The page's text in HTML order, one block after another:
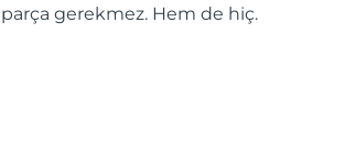
parça gerekmez. Hem de hiç.